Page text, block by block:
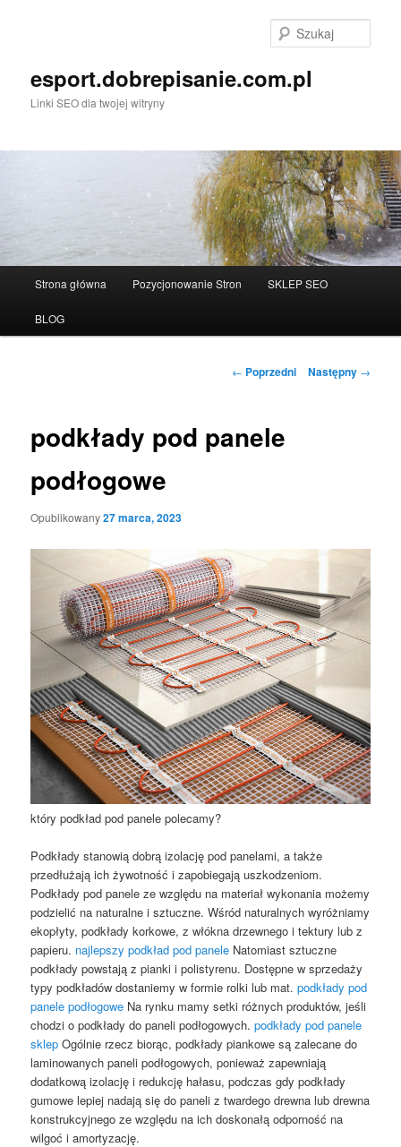
esport.dobrepisanie.com.pl
Linki SEO dla twojej witryny
Strona główna Pozycjonowanie Stron SKLEP SEO
BLOG
Nawigacja
← Poprzedni Następny →
podkłady pod panele
podłogowe
Opublikowany27 marca, 2023
który podkład pod panele polecamy?
Podkłady stanowią dobrą izolację pod panelami, a także
przedłużają ich żywotność i zapobiegają uszkodzeniom.
Podkłady pod panele ze względu na materiał wykonania możemy
podzielić na naturalne i sztuczne. Wśród naturalnych wyróżniamy
ekopłyty, podkłady korkowe, z włókna drzewnego i tektury lub z
papieru. najlepszy podkład pod panele Natomiast sztuczne
podkłady powstają z pianki i polistyrenu. Dostępne w sprzedaży
typy podkładów dostaniemy w formie rolki lub mat.podkłady pod
panele podłogowe Na rynku mamy setki różnych produktów, jeśli
chodzi o podkłady do paneli podłogowych.podkłady pod panele
sklep Ogólnie rzecz biorąc, podkłady piankowe są zalecane do
laminowanych paneli podłogowych, ponieważ zapewniają
dodatkową izolację i redukcję hałasu, podczas gdy podkłady
gumowe lepiej nadają się do paneli z twardego drewna lub drewna
konstrukcyjnego ze względu na ich doskonałą odporność na
wilgoć i amortyzację.